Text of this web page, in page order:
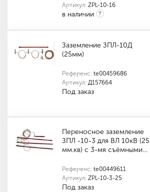
Артикул: ZPL-10-16
в наличии ?
Заземление ЗПЛ-10Д
(25мм)
Референс: te00459686
Артикул: Д157664
Под заказ
Переносное заземление
ЗПЛ -10-3 для ВЛ 10кВ (25
мм.кв) с 3-мя съёмными…
Референс: te00449611
Артикул: ZPL-10-3-25
Под заказ